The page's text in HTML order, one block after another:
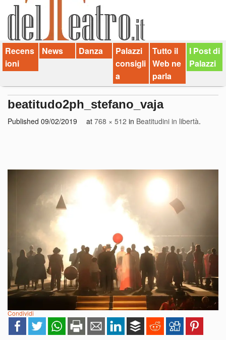
Contatti
dT in English
Recens
ioni
News Danza
Palazzi
consigli
a
Tutto il
Web ne
parla
I Post di
Palazzi
beatitudo2ph_stefano_vaja
Published 09/02/2019 at 768 × 512 in Beatitudini in libertà.
Condividi